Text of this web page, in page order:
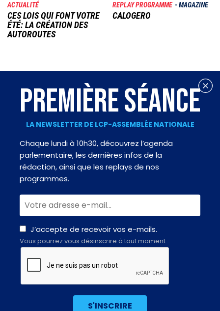
ACTUALITÉ
CES LOIS QUI FONT VOTRE
ÉTÉ: LA CRÉATION DES
AUTOROUTES
REPLAY PROGRAMME MAGAZINE
CALOGERO
PREMIÈRE SÉANCE
LA NEWSLETTER DE LCP-ASSEMBLÉE NATIONALE
Chaque lundi à 10h30, découvrez l’agenda
parlementaire, les dernières infos de la
rédaction, ainsi que les replays de nos
programmes.
J’accepte de recevoir vos e-mails.
Vous pourrez vous désinscrire à tout moment